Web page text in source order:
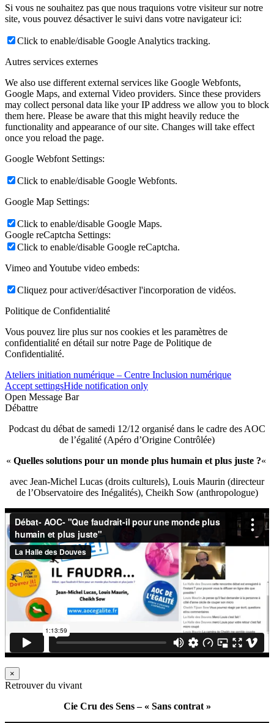
Si vous ne souhaitez pas que nous traquions votre visiteur sur notre
site, vous pouvez désactiver le suivi dans votre navigateur ici:
Click to enable/disable Google Analytics tracking.
Autres services externes
We also use different external services like Google Webfonts,
Google Maps, and external Video providers. Since these providers
may collect personal data like your IP address we allow you to block
them here. Please be aware that this might heavily reduce the
functionality and appearance of our site. Changes will take effect
once you reload the page.
Google Webfont Settings:
Click to enable/disable Google Webfonts.
Google Map Settings:
Click to enable/disable Google Maps.
Google reCaptcha Settings:
Click to enable/disable Google reCaptcha.
Vimeo and Youtube video embeds:
Cliquez pour activer/désactiver l'incorporation de vidéos.
Politique de Confidentialité
Vous pouvez lire plus sur nos cookies et les paramètres de
confidentialité en détail sur notre Page de Politique de
Confidentialité.
Ateliers initiation numérique – Centre Inclusion numérique
Accept settingsHide notification only
Open Message Bar
Débattre
Podcast du débat de samedi 12/12 organisé dans le cadre des AOC
de l’égalité (Apéro d’Origine Contrôlée)
« Quelles solutions pour un monde plus humain et plus juste ?«
avec Jean-Michel Lucas (droits culturels), Louis Maurin (directeur
de l’Observatoire des Inégalités), Cheikh Sow (anthropologue)
×
Retrouver du vivant
Cie Cru des Sens – « Sans contrat »